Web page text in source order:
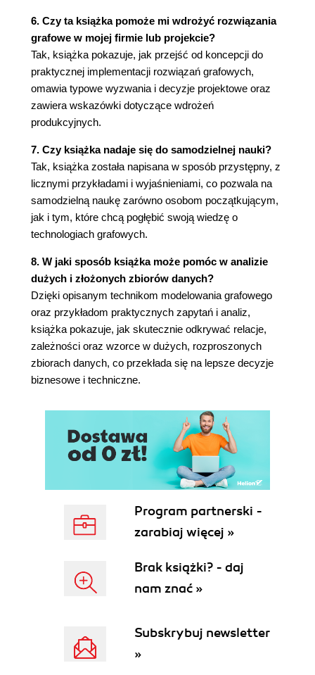
Czy to powinien być wierzchołek, czy
krawędź? 87
Zgubiłeś się? Wskażemy Ci właściwy
kierunek 89
Graf nie ma nazwy - typowe błędy w
nazewnictwie 92
Gotowy model grafu w środowisku roboczym
Zanim zaczniemy budować 96
Nasze przemyślenia o znaczeniu danych,
zapytań i użytkownika końcowego 96
Szczegóły implementacji eksploracji sąsiedztw w
środowisku roboczym 97
Generowanie większej ilości danych dla
rozszerzonego przykładu 98
Podstawowa nawigacja w języku Gremlin 99
Zaawansowane aspekty Gremlina - formatowanie
wyników zapytania 106
Formatowanie wyników zapytania za pomocą
kroków project(), fold() i unfold() 107
Usuwanie danych z wyników za pomocą
wzorca where(neq()) 110
kroku coalesce() 111
Przejście ze środowiska roboczego do
produkcyjnego 114
5. Eksploracja sąsiedztw w środowisku
produkcyjnym 115
Przegląd rozdziału - rozproszone dane grafowe w
środowisku Apache Cassandra 116
Najważniejsze zagadnienie dotyczące
modelowania danych - klucze główne 117
środowisku rozproszonym 119
Opis krawędzi, część 1. Krawędzie na liście
sąsiedztwa 123
6. Czy ta książka pomoże mi wdrożyć rozwiązania
grafowe w mojej firmie lub projekcie?
Tak, książka pokazuje, jak przejść od koncepcji do
praktycznej implementacji rozwiązań grafowych,
omawia typowe wyzwania i decyzje projektowe oraz
zawiera wskazówki dotyczące wdrożeń
produkcyjnych.
7. Czy książka nadaje się do samodzielnej nauki?
Tak, książka została napisana w sposób przystępny, z
licznymi przykładami i wyjaśnieniami, co pozwala na
samodzielną naukę zarówno osobom początkującym,
jak i tym, które chcą pogłębić swoją wiedzę o
technologiach grafowych.
8. W jaki sposób książka może pomóc w analizie
dużych i złożonych zbiorów danych?
Dzięki opisanym technikom modelowania grafowego
oraz przykładom praktycznych zapytań i analiz,
książka pokazuje, jak skutecznie odkrywać relacje,
zależności oraz wzorce w dużych, rozproszonych
zbiorach danych, co przekłada się na lepsze decyzje
biznesowe i techniczne.
Program partnerski -
zarabiaj więcej »
Brak książki? - daj
nam znać »
Subskrybuj newsletter
»